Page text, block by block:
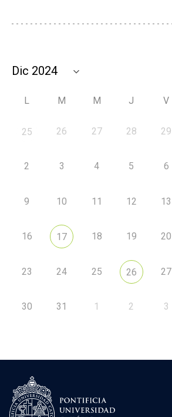
L M M J V
25 26 27 28 29
2 3 4 5 6
9 10 11 12 13
16 17 18 19 20
23 24 25 26 27
30 31 1 2 3